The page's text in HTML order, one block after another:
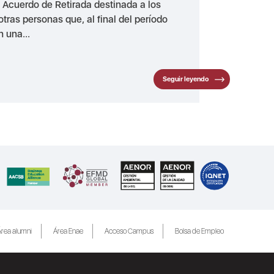
de Retirada destinada a los
personas que, al final del período
una...
Seguir leyendo
alumni Área Enae Acceso Campus Bolsa de Empleo